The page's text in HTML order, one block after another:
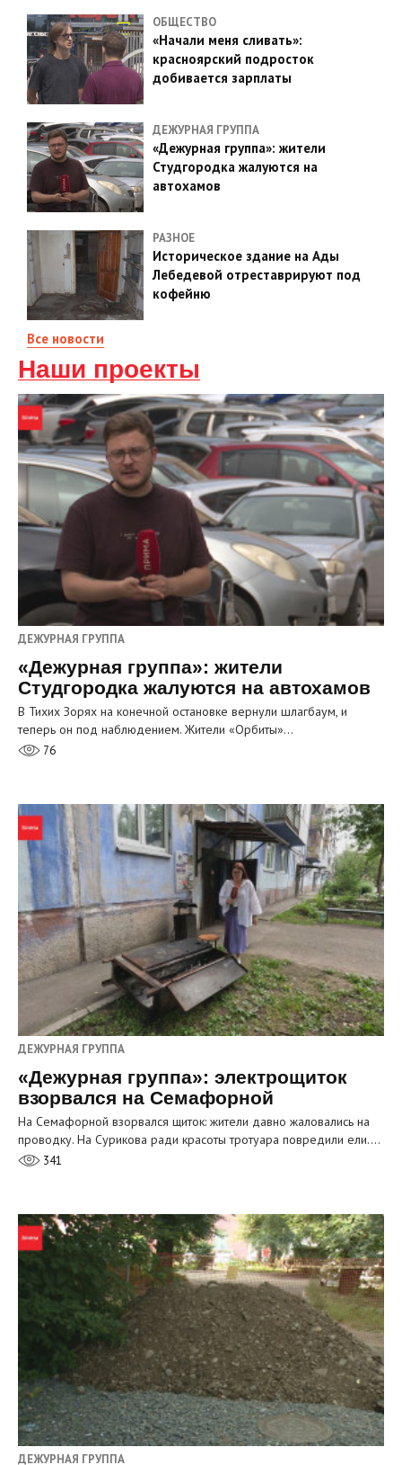
ОБЩЕСТВО
«Начали меня сливать»:
красноярский подросток
добивается зарплаты
ДЕЖУРНАЯ ГРУППА
«Дежурная группа»: жители
Студгородка жалуются на
автохамов
РАЗНОЕ
Историческое здание на Ады
Лебедевой отреставрируют под
кофейню
Все новости
Наши проекты
ДЕЖУРНАЯ ГРУППА
«Дежурная группа»: жители
Студгородка жалуются на автохамов
В Тихих Зорях на конечной остановке вернули шлагбаум, и
теперь он под наблюдением. Жители «Орбиты»…
76
ДЕЖУРНАЯ ГРУППА
«Дежурная группа»: электрощиток
взорвался на Семафорной
На Семафорной взорвался щиток: жители давно жаловались на
проводку. На Сурикова ради красоты тротуара повредили ели.…
341
ДЕЖУРНАЯ ГРУППА